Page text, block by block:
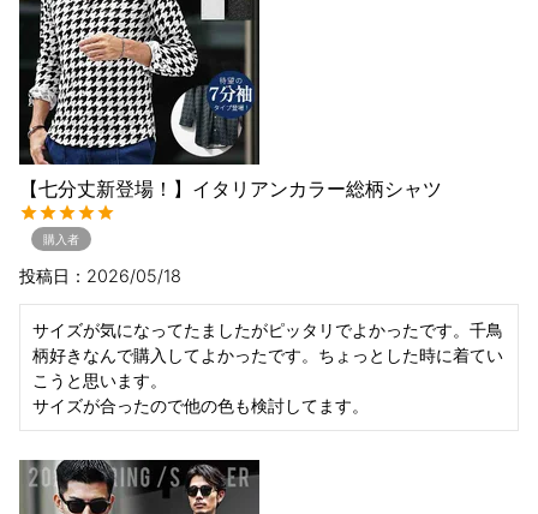
【七分丈新登場！】イタリアンカラー総柄シャツ
購入者
投稿日 2026/05/18
サイズが気になってたましたがピッタリでよかったです。千鳥
柄好きなんで購入してよかったです。ちょっとした時に着てい
こうと思います。
サイズが合ったので他の色も検討してます。